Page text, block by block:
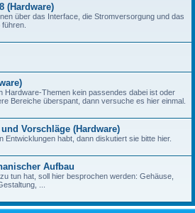
(Hardware)
über das Interface, die Stromversorgung und das
Hardware-Themen kein passendes dabei ist oder
Bereiche überspant, dann versuche es hier einmal.
Vorschläge (Hardware)
Entwicklungen habt, dann diskutiert sie bitte hier.
Aufbau
tun hat, soll hier besprochen werden: Gehäuse,
...